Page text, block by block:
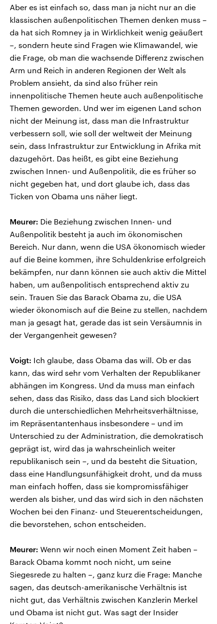
Aber es ist einfach so, dass man ja nicht nur an die
klassischen außenpolitischen Themen denken muss –
da hat sich Romney ja in Wirklichkeit wenig geäußert
–, sondern heute sind Fragen wie Klimawandel, wie
die Frage, ob man die wachsende Differenz zwischen
Arm und Reich in anderen Regionen der Welt als
Problem ansieht, da sind also früher rein
innenpolitische Themen heute auch außenpolitische
Themen geworden. Und wer im eigenen Land schon
nicht der Meinung ist, dass man die Infrastruktur
verbessern soll, wie soll der weltweit der Meinung
sein, dass Infrastruktur zur Entwicklung in Afrika mit
dazugehört. Das heißt, es gibt eine Beziehung
zwischen Innen- und Außenpolitik, die es früher so
nicht gegeben hat, und dort glaube ich, dass das
Ticken von Obama uns näher liegt.
Meurer: Die Beziehung zwischen Innen- und
Außenpolitik besteht ja auch im ökonomischen
Bereich. Nur dann, wenn die USA ökonomisch wieder
auf die Beine kommen, ihre Schuldenkrise erfolgreich
bekämpfen, nur dann können sie auch aktiv die Mittel
haben, um außenpolitisch entsprechend aktiv zu
sein. Trauen Sie das Barack Obama zu, die USA
wieder ökonomisch auf die Beine zu stellen, nachdem
man ja gesagt hat, gerade das ist sein Versäumnis in
der Vergangenheit gewesen?
Voigt: Ich glaube, dass Obama das will. Ob er das
kann, das wird sehr vom Verhalten der Republikaner
abhängen im Kongress. Und da muss man einfach
sehen, dass das Risiko, dass das Land sich blockiert
durch die unterschiedlichen Mehrheitsverhältnisse,
im Repräsentantenhaus insbesondere – und im
Unterschied zu der Administration, die demokratisch
geprägt ist, wird das ja wahrscheinlich weiter
republikanisch sein –, und da besteht die Situation,
dass eine Handlungsunfähigkeit droht, und da muss
man einfach hoffen, dass sie kompromissfähiger
werden als bisher, und das wird sich in den nächsten
Wochen bei den Finanz- und Steuerentscheidungen,
die bevorstehen, schon entscheiden.
Meurer: Wenn wir noch einen Moment Zeit haben –
Barack Obama kommt noch nicht, um seine
Siegesrede zu halten –, ganz kurz die Frage: Manche
sagen, das deutsch-amerikanische Verhältnis ist
nicht gut, das Verhältnis zwischen Kanzlerin Merkel
und Obama ist nicht gut. Was sagt der Insider